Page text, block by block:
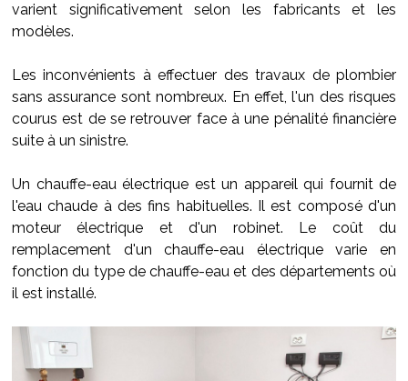
varient significativement selon les fabricants et les
modèles.
Les inconvénients à effectuer des travaux de plombier
sans assurance sont nombreux. En effet, l'un des risques
courus est de se retrouver face à une pénalité financière
suite à un sinistre.
Un chauffe-eau électrique est un appareil qui fournit de
l'eau chaude à des fins habituelles. Il est composé d'un
moteur électrique et d'un robinet. Le coût du
remplacement d'un chauffe-eau électrique varie en
fonction du type de chauffe-eau et des départements où
il est installé.